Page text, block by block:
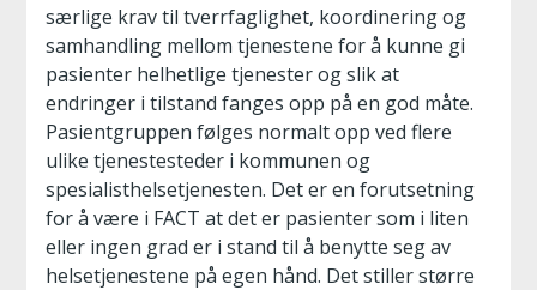
særlige krav til tverrfaglighet, koordinering og
samhandling mellom tjenestene for å kunne gi
pasienter helhetlige tjenester og slik at
endringer i tilstand fanges opp på en god måte.
Pasientgruppen følges normalt opp ved flere
ulike tjenestesteder i kommunen og
spesialisthelsetjenesten. Det er en forutsetning
for å være i FACT at det er pasienter som i liten
eller ingen grad er i stand til å benytte seg av
helsetjenestene på egen hånd. Det stiller større